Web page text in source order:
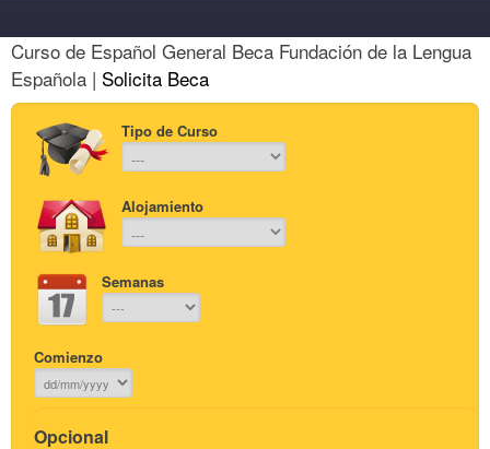
Curso de Español General Beca Fundación de la Lengua
Española | Solicita Beca
Tipo de Curso
Alojamiento
Semanas
Comienzo
Opcional